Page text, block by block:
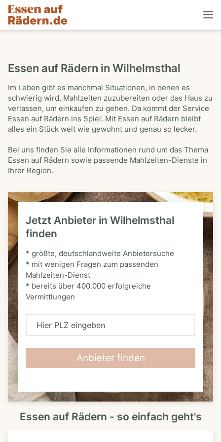
Essen auf Rädern in Wilhelmsthal
Im Leben gibt es manchmal Situationen, in denen es
schwierig wird, Mahlzeiten zuzubereiten oder das Haus zu
verlassen, um einkaufen zu gehen. Da kommt der Service
Essen auf Rädern ins Spiel. Mit Essen auf Rädern bleibt
alles ein Stück weit wie gewohnt und genau so lecker.
Bei uns finden Sie alle Informationen rund um das Thema
Essen auf Rädern sowie passende Mahlzeiten-Dienste in
Ihrer Region.
Jetzt Anbieter in Wilhelmsthal
finden
* größte, deutschlandweite Anbietersuche
* mit wenigen Fragen zum passenden
Mahlzeiten-Dienst
* bereits über 400.000 erfolgreiche
Vermittlungen
H
L
Z
Anbieter finden
Essen auf Rädern - so einfach geht's